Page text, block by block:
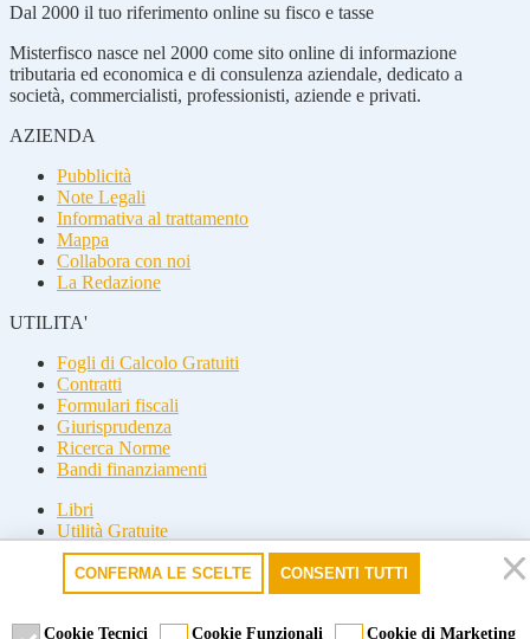
Dal 2000 il tuo riferimento online su fisco e tasse
Misterfisco nasce nel 2000 come sito online di informazione
tributaria ed economica e di consulenza aziendale, dedicato a
società, commercialisti, professionisti, aziende e privati.
AZIENDA
Pubblicità
Note Legali
Informativa al trattamento
Mappa
Collabora con noi
La Redazione
UTILITA'
Fogli di Calcolo Gratuiti
Contratti
Formulari fiscali
Giurisprudenza
Ricerca Norme
Bandi finanziamenti
Libri
Utilità Gratuite
Guide fiscali
Seguici
Seguici
CONFERMA LE SCELTE CONSENTI TUTTI
Cookie Tecnici Cookie Funzionali Cookie di Marketing